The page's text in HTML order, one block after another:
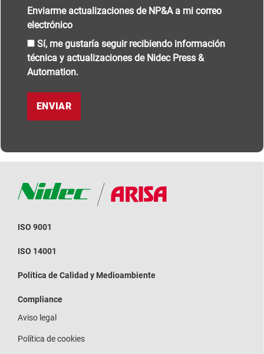
Enviarme actualizaciones de NP&A a mi correo
electrónico
Sí, me gustaría seguir recibiendo información
técnica y actualizaciones de Nidec Press &
Automation.
ISO 9001
ISO 14001
Política de Calidad y Medioambiente
Compliance
Aviso legal
Política de cookies